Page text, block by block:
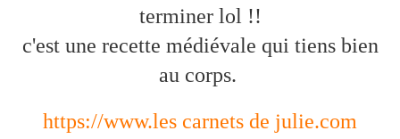
terminer lol !!
c'est une recette médiévale qui tiens bien
au corps.
https://www.les carnets de julie.com